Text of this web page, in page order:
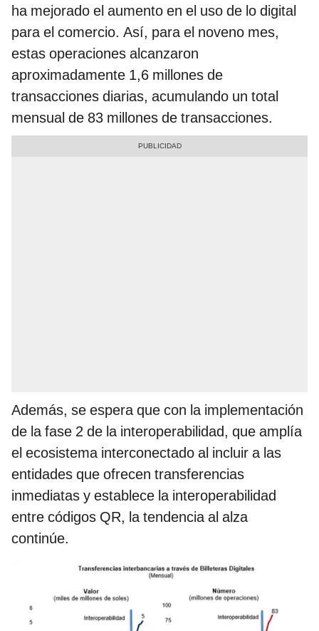
ha mejorado el aumento en el uso de lo digital
para el comercio. Así, para el noveno mes,
estas operaciones alcanzaron
aproximadamente 1,6 millones de
transacciones diarias, acumulando un total
mensual de 83 millones de transacciones.
Además, se espera que con la implementación
de la fase 2 de la interoperabilidad, que amplía
el ecosistema interconectado al incluir a las
entidades que ofrecen transferencias
inmediatas y establece la interoperabilidad
entre códigos QR, la tendencia al alza
continúe.